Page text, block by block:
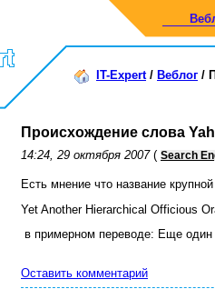
IT-Expert/ Веблог /
Происхождение слова
14:24, 29 октября 2007 ( Search
Есть мнение что название
Yet Another Hierarchical Officious
в примерном переводе: Еще один
Оставить комментарий